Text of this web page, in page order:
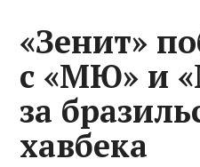
«Зенит»
с «МЮ» и
за
хавбека